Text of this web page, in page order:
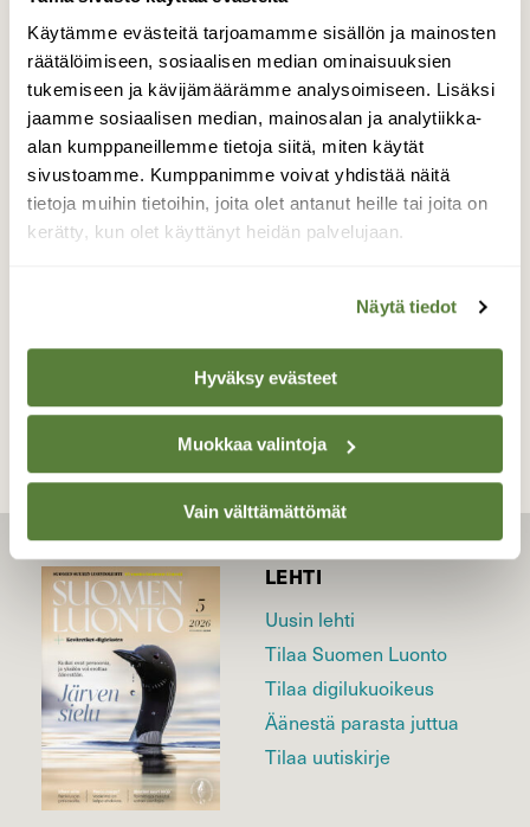
Käytämme evästeitä tarjoamamme sisällön ja mainosten
räätälöimiseen, sosiaalisen median ominaisuuksien
tukemiseen ja kävijämäärämme analysoimiseen. Lisäksi
jaamme sosiaalisen median, mainosalan ja analytiikka-
alan kumppaneillemme tietoja siitä, miten käytät
sivustoamme. Kumppanimme voivat yhdistää näitä
tietoja muihin tietoihin, joita olet antanut heille tai joita on
kerätty, kun olet käyttänyt heidän palvelujaan.
Näytä tiedot
Hyväksy evästeet
Muokkaa valintoja
Vain välttämättömät
Oravanmarja
Kukka nuppuja jo paljon.
Valokuvaaja: Reijo Juurinen, Nuuksion
TAKAISIN LISTAAN
LEHTI
Uusin lehti
Tilaa Suomen Luonto
Tilaa digilukuoikeus
Äänestä parasta juttua
Tilaa uutiskirje